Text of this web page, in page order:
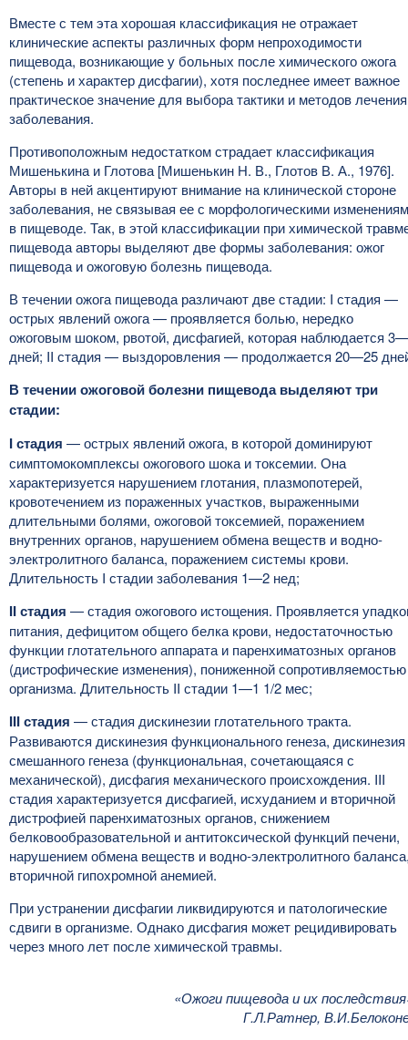
Вместе с тем эта хорошая классификация не отражает
клинические аспекты различных форм непроходимости
пищевода, возникающие у больных после химического ожога
(степень и характер дисфагии), хотя последнее имеет важное
практическое значение для выбора тактики и методов лечения
заболевания.
Противоположным недостатком страдает классификация
Мишенькина и Глотова [Мишенькин Н. В., Глотов В. А., 1976].
Авторы в ней акцентируют внимание на клинической стороне
заболевания, не связывая ее с морфологическими
в пищеводе. Так, в этой классификации при химической
пищевода авторы выделяют две формы заболевания: ожог
пищевода и ожоговую болезнь пищевода.
В течении ожога пищевода различают две стадии: I стадия —
острых явлений ожога — проявляется болью, нередко
ожоговым шоком, рвотой, дисфагией, которая наблюдается
дней; II стадия — выздоровления — продолжается 20—25
В течении ожоговой болезни пищевода выделяют три
стадии:
I стадия — острых явлений ожога, в которой доминируют
симптомокомплексы ожогового шока и токсемии. Она
характеризуется нарушением глотания, плазмопотерей,
кровотечением из пораженных участков, выраженными
длительными болями, ожоговой токсемией, поражением
внутренних органов, нарушением обмена веществ и водно-
электролитного баланса, поражением системы крови.
Длительность I стадии заболевания 1—2 нед;
II стадия — стадия ожогового истощения. Проявляется
питания, дефицитом общего белка крови, недостаточностью
функции глотательного аппарата и паренхиматозных органов
(дистрофические изменения), пониженной сопротивляемостью
организма. Длительность II стадии 1—1 1/2 мес;
III стадия — стадия дискинезии глотательного тракта.
Развиваются дискинезия функционального генеза, дискинезия
смешанного генеза (функциональная, сочетающаяся с
механической), дисфагия механического происхождения. III
стадия характеризуется дисфагией, исхуданием и вторичной
дистрофией паренхиматозных органов, снижением
белковообразовательной и антитоксической функций печени,
нарушением обмена веществ и водно-электролитного
вторичной гипохромной анемией.
При устранении дисфагии ликвидируются и патологические
сдвиги в организме. Однако дисфагия может рецидивировать
через много лет после химической травмы.
«Ожоги пищевода и их
Г.Л.Ратнер,